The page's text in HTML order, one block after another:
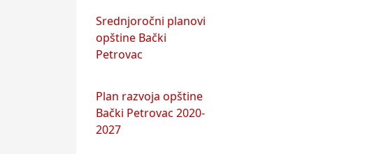
Srednjoročni planovi
opštine Bački
Petrovac
Plan razvoja opštine
Bački Petrovac 2020-
2027